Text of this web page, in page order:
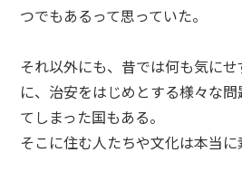
つでもあるって思っていた。
それ以外にも、昔では何も気に
に、治安をはじめとする様々な
てしまった国もある。
そこに住む人たちや文化は本当に